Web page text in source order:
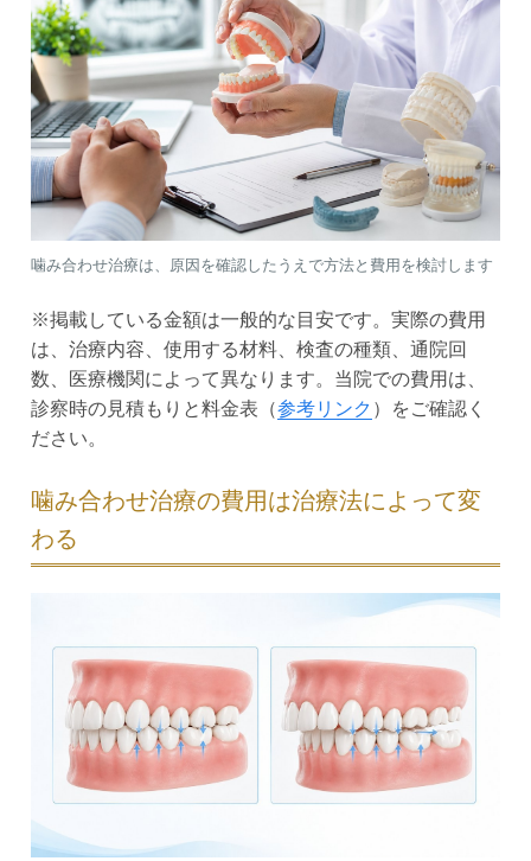
噛み合わせ治療は、原因を確認したうえで方法と費用を検討します
※掲載している金額は一般的な目安です。実際の費用
は、治療内容、使用する材料、検査の種類、通院回
数、医療機関によって異なります。当院での費用は、
診察時の見積もりと料金表（参考リンク ）をご確認く
ださい。
噛み合わせ治療の費用は治療法によって変
わる